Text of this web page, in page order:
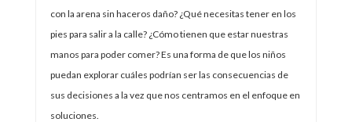
con la arena sin haceros daño? ¿Qué necesitas tener en los
pies para salir a la calle? ¿Cómo tienen que estar nuestras
manos para poder comer? Es una forma de que los niños
puedan explorar cuáles podrían ser las consecuencias de
sus decisiones a la vez que nos centramos en el enfoque en
soluciones.